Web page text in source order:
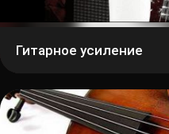
Гитарное усиление